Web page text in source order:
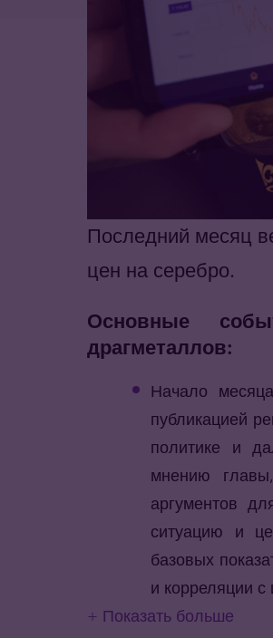
Последний месяц
цен на серебро.
Основные
драгметаллов:
Начало
публикацией
политике и
мнению
аргументов
ситуацию и
базовых
и корреляции
+ Показать больше